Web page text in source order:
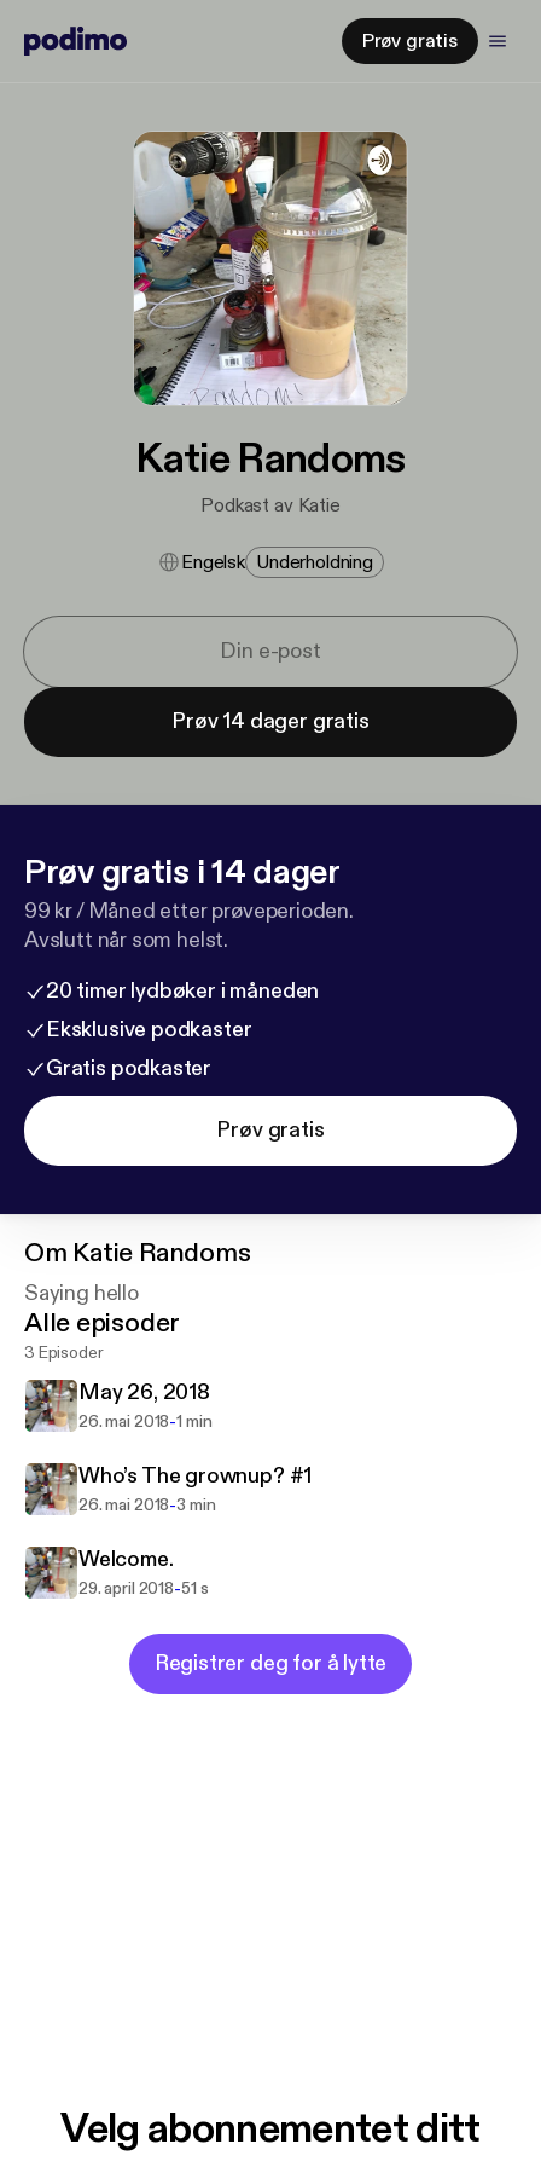
Prøv gratis
Katie Randoms
Podkast av Katie
Engelsk Underholdning
Prøv 14 dager gratis
Prøv gratis i 14 dager
99 kr / Måned etter prøveperioden.
Avslutt når som helst.
20 timer lydbøker i måneden
Eksklusive podkaster
Gratis podkaster
Prøv gratis
Om Katie Randoms
Saying hello
Alle episoder
3 Episoder
May 26, 2018
26. mai 2018-1 min
Who’s The grownup? #1
26. mai 2018-3 min
Welcome.
29. april 2018-51 s
Registrer deg for å lytte
Velg abonnementet ditt